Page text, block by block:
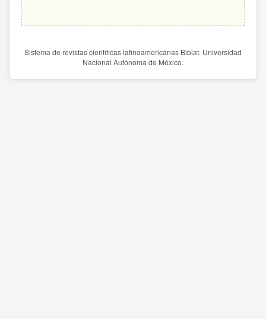
Sistema de revistas científicas latinoamericanas Biblat. Universidad
Nacional Autónoma de México.